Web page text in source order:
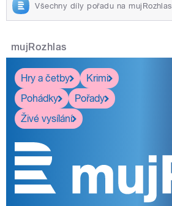
Všechny díly pořadu na mujRozhlas
mujRozhlas
Hry a četby
Krimi
Pohádky
Pořady
Živé vysílání